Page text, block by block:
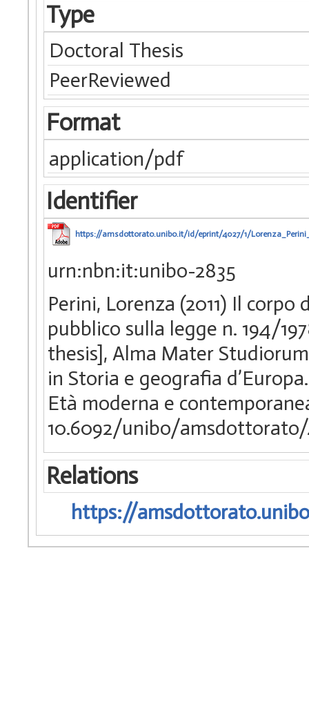
Type
Doctoral Thesis
PeerReviewed
Format
application/pdf
Identifier
https://amsdottorato.unibo.it/id/eprint/4027/1/
urn:nbn:it:unibo-2835
Perini, Lorenza (2011) Il
pubblico sulla legge n. 194/
thesis], Alma Mater
in Storia e geografia
Età moderna e
10.6092/unibo/amsdottorato/
Relations
https://